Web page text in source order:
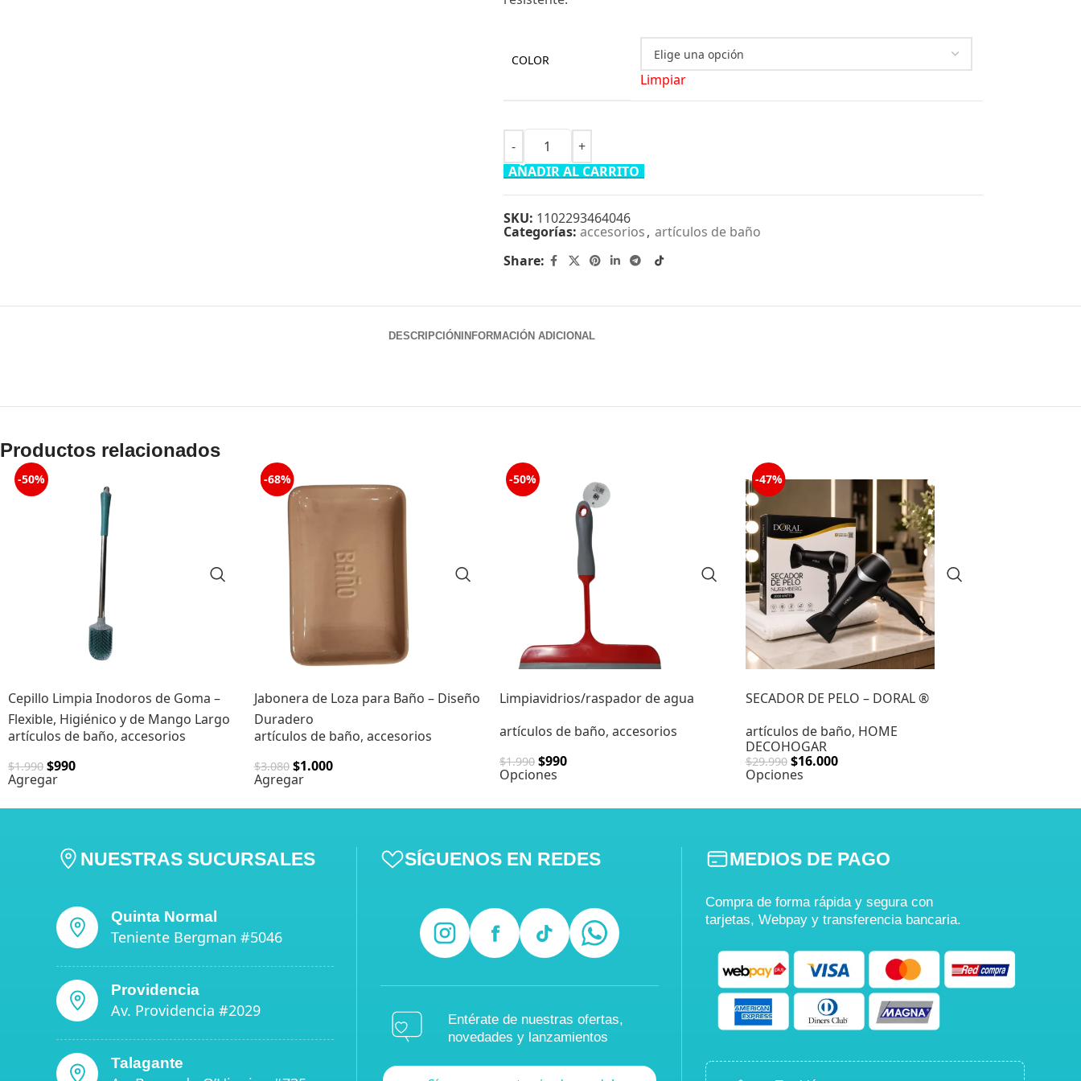
COLOR
Limpiar
AÑADIR AL CARRITO
SKU: 1102293464046
Categorías: accesorios, artículos de baño
Share:
DESCRIPCIÓN INFORMACIÓN ADICIONAL
Productos relacionados
-50%
Cepillo Limpia Inodoros de Goma –
Flexible, Higiénico y de Mango Largo
artículos de baño, accesorios
$1.990 $990
Agregar
-68%
Jabonera de Loza para Baño – Diseño
Duradero
artículos de baño, accesorios
$3.080 $1.000
Agregar
-50%
Limpiavidrios/raspador de agua
artículos de baño, accesorios
$1.990 $990
Opciones
-47%
SECADOR DE PELO – DORAL ®
artículos de baño, HOME
DECOHOGAR
$29.990 $16.000
Opciones
NUESTRAS SUCURSALES
Quinta Normal
Teniente Bergman #5046
Providencia
Av. Providencia #2029
Talagante
SÍGUENOS EN REDES
Entérate de nuestras ofertas,
novedades y lanzamientos
MEDIOS DE PAGO
Compra de forma rápida y segura con
tarjetas, Webpay y transferencia bancaria.